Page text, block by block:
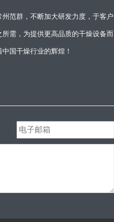
范群，不断加大研发力度，于客户
需，为提供更高品质的干燥设备而
国干燥行业的辉煌！